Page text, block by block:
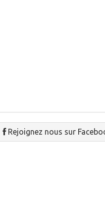
Rejoignez nous sur